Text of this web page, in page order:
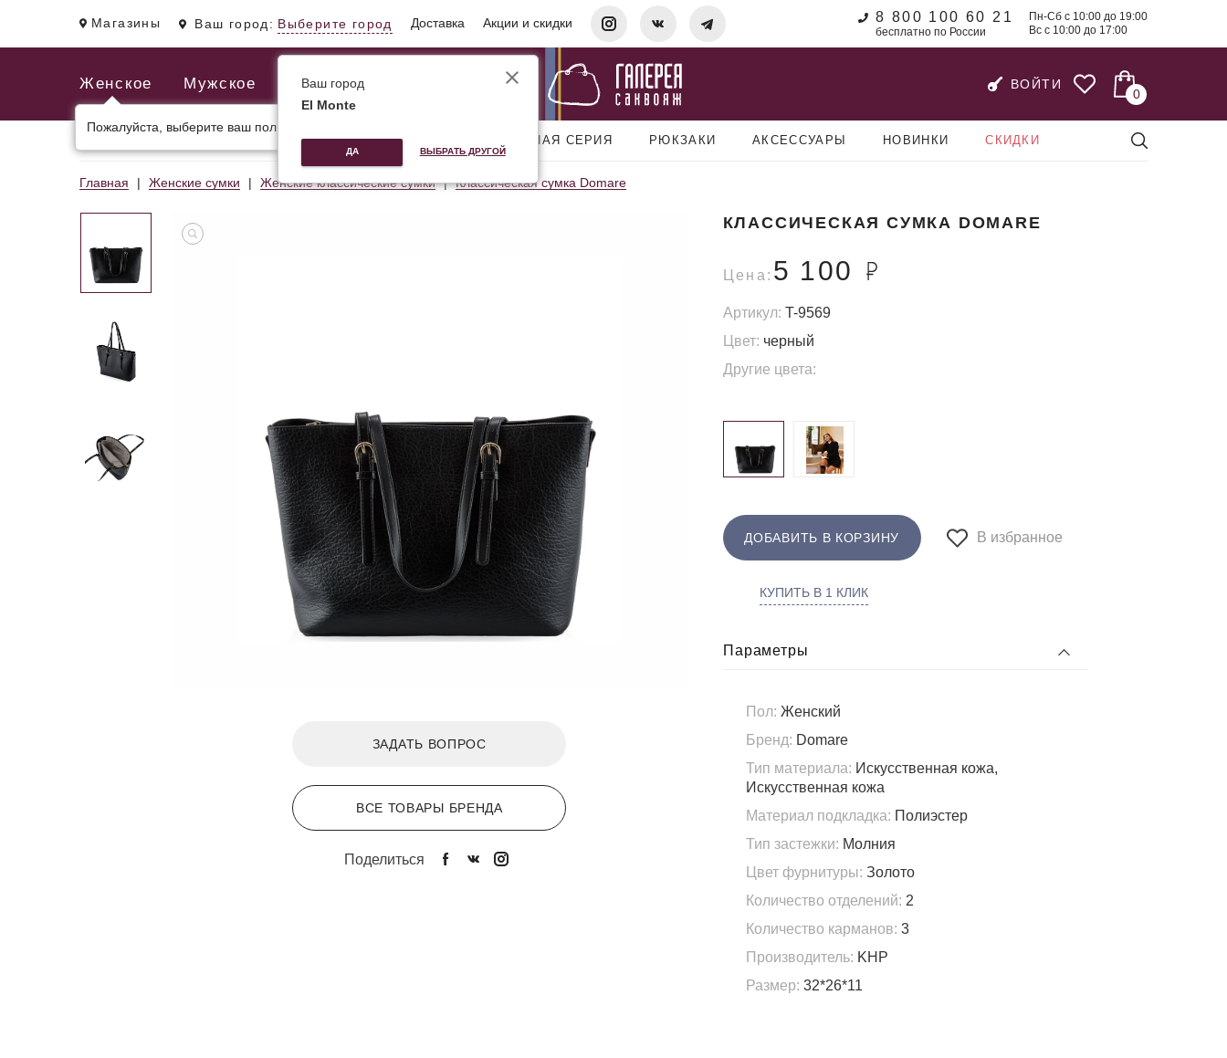
Магазины Ваш город: Выберите город Доставка Акции и скидки 8 800 100 60 21
бесплатно по России
Пн-Сб с 10:00 до 19:00
Вс с 10:00 до 17:00
Женское Мужское
Пожалуйста, выберите ваш пол.
ВОЙТИ
0
МУЖСКИЕ И ДЕЛОВЫЕ СУМКИ ДОРОЖНАЯ СЕРИЯ РЮКЗАКИ АКСЕССУАРЫ НОВИНКИ СКИДКИ
Главная Женские сумки Женские классические сумки Классическая сумка Domare
ЗАДАТЬ ВОПРОС
ВСЕ ТОВАРЫ БРЕНДА
Поделиться
КЛАССИЧЕСКАЯ СУМКА DOMARE
Цена: 5 100
Артикул: T-9569
Цвет: черный
Другие цвета:
ДОБАВИТЬ В КОРЗИНУ В избранное
КУПИТЬ В 1 КЛИК
Параметры
Пол: Женский
Бренд: Domare
Тип материала: Искусственная кожа,
Искусственная кожа
Материал подкладка: Полиэстер
Тип застежки: Молния
Цвет фурнитуры: Золото
Количество отделений: 2
Количество карманов: 3
Производитель: KHP
Размер: 32*26*11
Ваш город
El Monte
ДА ВЫБРАТЬ ДРУГОЙ